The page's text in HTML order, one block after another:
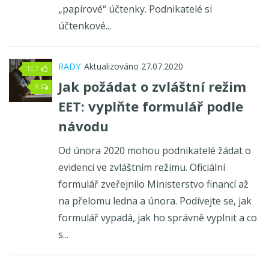
„papírové“ účtenky. Podnikatelé si
účtenkové...
107
8
RADY Aktualizováno 27.07.2020
Jak požádat o zvláštní režim
EET: vyplňte formulář podle
návodu
Od února 2020 mohou podnikatelé žádat o
evidenci ve zvláštním režimu. Oficiální
formulář zveřejnilo Ministerstvo financí až
na přelomu ledna a února. Podívejte se, jak
formulář vypadá, jak ho správně vyplnit a co
s...